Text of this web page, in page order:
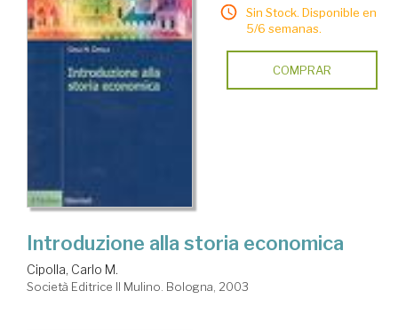
Sin Stock. Disponible en
5/6 semanas.
COMPRAR
Introduzione alla storia economica
Cipolla, Carlo M.
Società Editrice Il Mulino. Bologna, 2003